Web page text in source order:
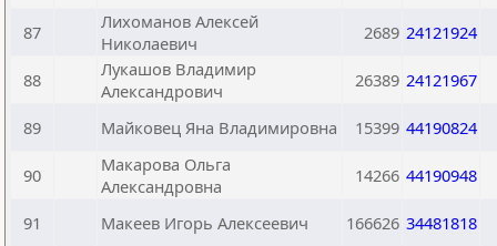
87
Лихоманов Алексей
Николаевич
2689 24121924
88
Лукашов Владимир
Александрович
26389 24121967
89 Майковец Яна Владимировна 15399 44190824
90
Макарова Ольга
Александровна
14266 44190948
91 Макеев Игорь Алексеевич 166626 34481818